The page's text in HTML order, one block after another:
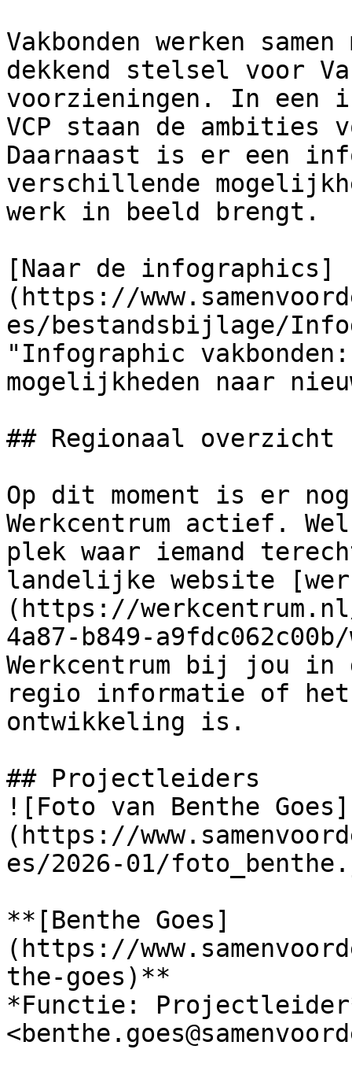
Vakbonden werken
dekkend stelsel voor
voorzieningen. In een
VCP staan de ambities
Daarnaast is er een
verschillende
werk in beeld brengt.
[Naar de infographics]
(https://
es/bestandsbijlage/
"Infographic
mogelijkheden naar
## Regionaal overzicht
Op dit moment is er
Werkcentrum actief.
plek waar iemand
landelijke website
(https://
4a87-b849-
Werkcentrum bij jou
regio informatie of
ontwikkeling is.
## Projectleiders
![Foto van Benthe Goes]
(https://
es/2026-01/
**[Benthe Goes]
(https://
the-goes)**
*Functie: